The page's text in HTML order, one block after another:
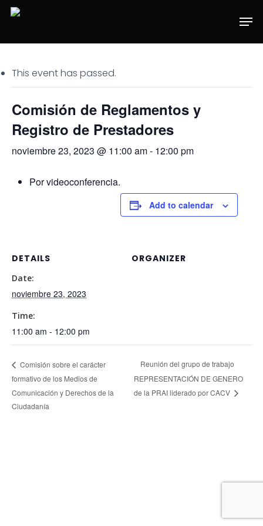
Skip
content
This event has passed.
Comisión de Reglamentos y
Registro de Prestadores
noviembre 23, 2023 @ 11:00 am- 12:00 pm
Por videoconferencia.
Add to calendar
DETAILS
Date:
noviembre 23, 2023
Time:
11:00 am - 12:00 pm
ORGANIZER
Comisión sobre el carácter
formativo de los Medios de
Comunicación y Derechos de la
Ciudadanía
Reunión del grupo de trabajo
REPRESENTACIÓN DE GENERO
de la PRAI liderado por CACV